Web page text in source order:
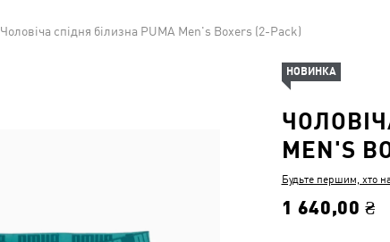
Чоловіча спідня білизна PUMA Men's Boxers (2-Pack)
MEN'S
Будьте першим, хто
1 640,00 ₴
НОВИНКА